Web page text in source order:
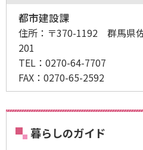
都市建設課
住所： 〒370-1192 群馬県
201
TEL： 0270-64-7707
FAX： 0270-65-2592
暮らしのガイド